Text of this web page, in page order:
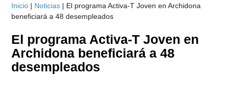
Inicio | Noticias | El programa Activa-T Joven en Archidona
beneficiará a 48 desempleados
El programa Activa-T Joven en
Archidona beneficiará a 48
desempleados